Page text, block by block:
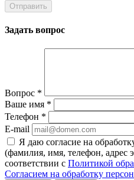
Задать вопрос
Вопрос *
Ваше имя *
Телефон *
E-mail
Я даю согласие на
(фамилия, имя, телефон, адрес
соответствии с Политикой
Согласием на обработку